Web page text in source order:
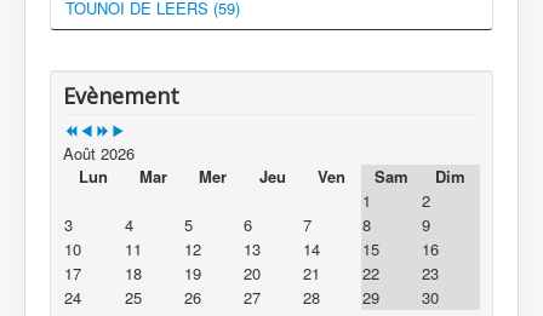
TOUNOI DE LEERS (59)
Evènement
Août 2026
Lun
Mar Mer Jeu Ven Sam
Dim
1
2
3
4 5 6 7 8
9
10
11 12 13 14 15
16
17
18 19 20 21 22
23
24
25 26 27 28 29
30